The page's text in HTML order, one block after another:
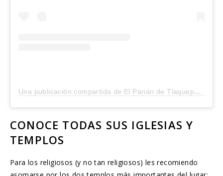
Una publicación compartida de El Parián de Tlaquepaque (@elpariandetlaquepaque)
CONOCE TODAS SUS IGLESIAS Y
TEMPLOS
Para los religiosos (y no tan religiosos) les recomiendo